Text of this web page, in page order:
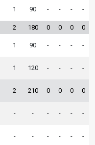
1 90 - - - -
2 180 0 0 0 0
1 90 - - - -
1 120 - - - -
2 210 0 0 0 0
- - - - - -
- - - - - -